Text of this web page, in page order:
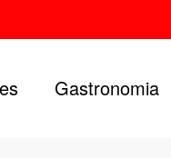
Gastronomia